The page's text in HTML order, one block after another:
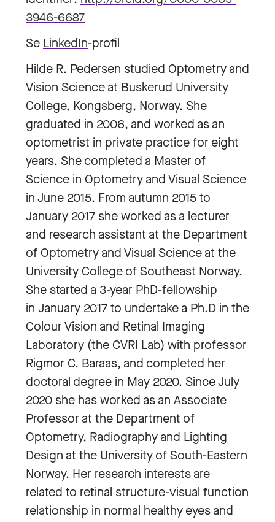
3946-6687
Se LinkedIn-profil
Hilde R. Pedersen studied Optometry and
Vision Science at Buskerud University
College, Kongsberg, Norway. She
graduated in 2006, and worked as an
optometrist in private practice for eight
years. She completed a Master of
Science in Optometry and Visual Science
in June 2015. From autumn 2015 to
January 2017 she worked as a lecturer
and research assistant at the Department
of Optometry and Visual Science at the
University College of Southeast Norway.
She started a 3-year PhD-fellowship
in January 2017 to undertake a Ph.D in the
Colour Vision and Retinal Imaging
Laboratory (the CVRI Lab) with professor
Rigmor C. Baraas, and completed her
doctoral degree in May 2020. Since July
2020 she has worked as an Associate
Professor at the Department of
Optometry, Radiography and Lighting
Design at the University of South-Eastern
Norway. Her research interests are
related to retinal structure-visual function
relationship in normal healthy eyes and